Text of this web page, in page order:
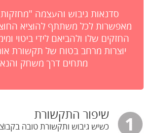
סדנאות גיבוש והעצמה
מאפשרות לכל משתתף להוציא
החזקים שלו ולהביאם לידי ביטוי
יוצרות מרחב בטוח של תקשורת
מתחים דרך משחק
שיפור התקשורת
כשיש גיבוש ותקשורת טובה